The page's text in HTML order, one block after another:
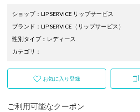
ショップ： LIP SERVICE リップサービス
ブランド ： LIP SERVICE （リップサービス）
性別タイプ： レディース
カテゴリ ：
お気に入り登録
ご利用可能なクーポン